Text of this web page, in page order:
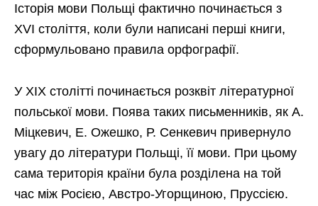
Історія мови Польщі фактично починається з
XVI століття, коли були написані перші книги,
сформульовано правила орфографії.
У XIX столітті починається розквіт літературної
польської мови. Поява таких письменників, як А.
Міцкевич, Е. Ожешко, Р. Сенкевич привернуло
увагу до літератури Польщі, її мови. При цьому
сама територія країни була розділена на той
час між Росією, Австро-Угорщиною, Пруссією.